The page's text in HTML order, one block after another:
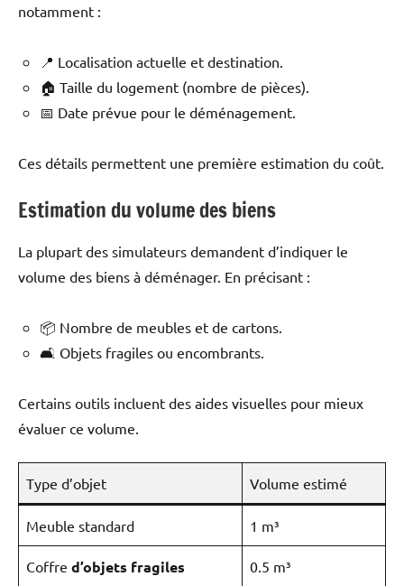
notamment :
📍 Localisation actuelle et destination.
🏠 Taille du logement (nombre de pièces).
📅 Date prévue pour le déménagement.
Ces détails permettent une première estimation du coût.
Estimation du volume des biens
La plupart des simulateurs demandent d’indiquer le
volume des biens à déménager. En précisant :
📦 Nombre de meubles et de cartons.
🛋️ Objets fragiles ou encombrants.
Certains outils incluent des aides visuelles pour mieux
évaluer ce volume.
Type d’objet Volume estimé
Meuble standard 1 m³
Coffre d’objets fragiles 0.5 m³